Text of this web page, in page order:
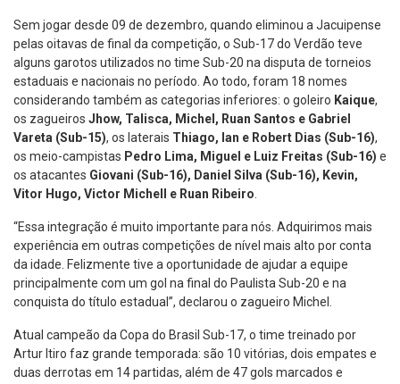
Sem jogar desde 09 de dezembro, quando eliminou a Jacuipense
pelas oitavas de final da competição, o Sub-17 do Verdão teve
alguns garotos utilizados no time Sub-20 na disputa de torneios
estaduais e nacionais no período. Ao todo, foram 18 nomes
considerando também as categorias inferiores: o goleiro Kaique,
os zagueiros Jhow, Talisca, Michel, Ruan Santos e Gabriel
Vareta (Sub-15), os laterais Thiago, Ian e Robert Dias (Sub-16),
os meio-campistas Pedro Lima, Miguel e Luiz Freitas (Sub-16) e
os atacantes Giovani (Sub-16), Daniel Silva (Sub-16), Kevin,
Vitor Hugo, Victor Michell e Ruan Ribeiro
“Essa integração é muito importante para nós. Adquirimos mais
experiência em outras competições de nível mais alto por conta
da idade. Felizmente tive a oportunidade de ajudar a equipe
principalmente com um gol na final do Paulista Sub-20 e na
conquista do título estadual”, declarou o zagueiro Michel.
Atual campeão da Copa do Brasil Sub-17, o time treinado por
Artur Itiro faz grande temporada: são 10 vitórias, dois empates e
duas derrotas em 14 partidas, além de 47 gols marcados e